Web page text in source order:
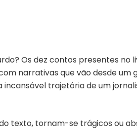
Os dez contos presentes no
narrativas que vão desde um
trajetória de um
texto, tornam-se trágicos ou